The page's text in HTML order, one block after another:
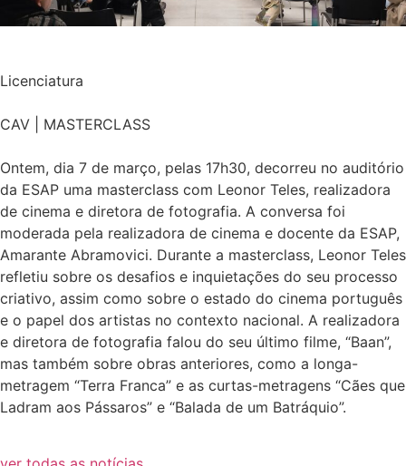
Licenciatura
CAV | MASTERCLASS
Ontem, dia 7 de março, pelas 17h30, decorreu no auditório
da ESAP uma masterclass com Leonor Teles, realizadora
de cinema e diretora de fotografia. A conversa foi
moderada pela realizadora de cinema e docente da ESAP,
Amarante Abramovici. Durante a masterclass, Leonor Teles
refletiu sobre os desafios e inquietações do seu processo
criativo, assim como sobre o estado do cinema português
e o papel dos artistas no contexto nacional. A realizadora
e diretora de fotografia falou do seu último filme, “Baan”,
mas também sobre obras anteriores, como a longa-
metragem “Terra Franca” e as curtas-metragens “Cães que
Ladram aos Pássaros” e “Balada de um Batráquio”.